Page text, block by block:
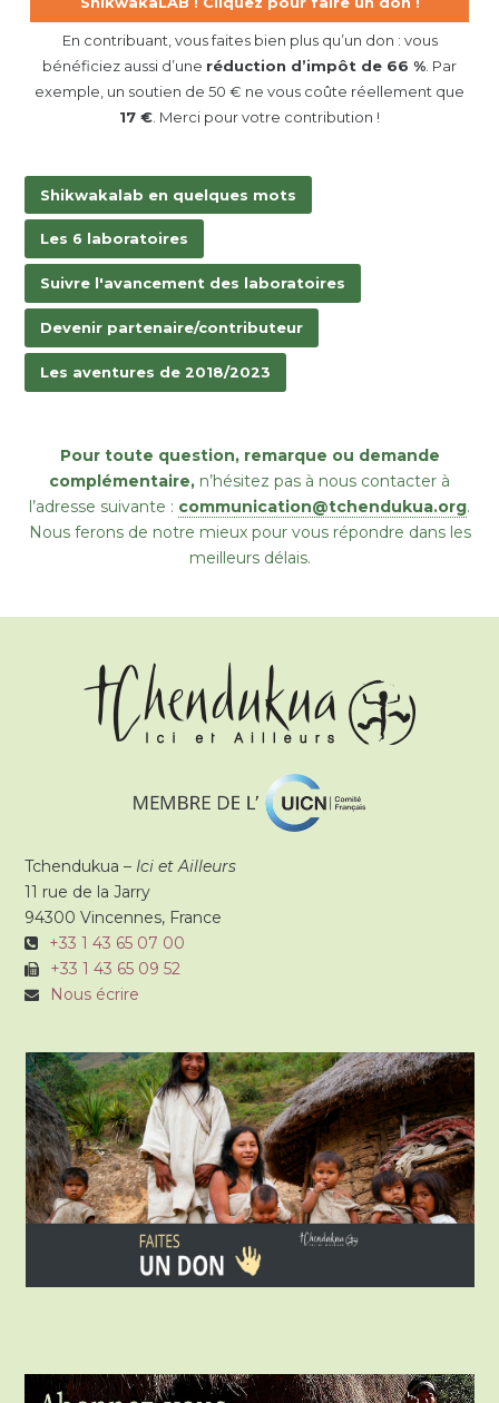
En contribuant, vous faites bien plus qu’un don : vous
bénéficiez aussi d’une réduction d’impôt de 66 % . Par
exemple, un soutien de 50 € ne vous coûte réellement que
17 € . Merci pour votre contribution !
Shikwakalab en quelques mots
Les 6 laboratoires
Suivre l'avancement des laboratoires
Devenir partenaire/contributeur
Les aventures de 2018/2023
Pour toute question, remarque ou demande
complémentaire, n’hésitez pas à nous contacter à
l’adresse suivante : communication@tchendukua.org.
Nous ferons de notre mieux pour vous répondre dans les
meilleurs délais.
Tchendukua – Ici et Ailleurs
11 rue de la Jarry
94300 Vincennes, France
+33 1 43 65 07 00
+33 1 43 65 09 52
Nous écrire